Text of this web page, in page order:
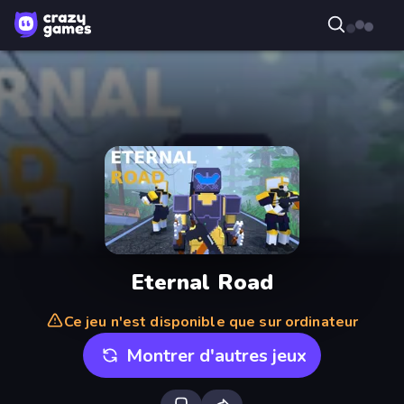
Eternal Road
Ce jeu n'est disponible que sur ordinateur
Montrer d'autres jeux